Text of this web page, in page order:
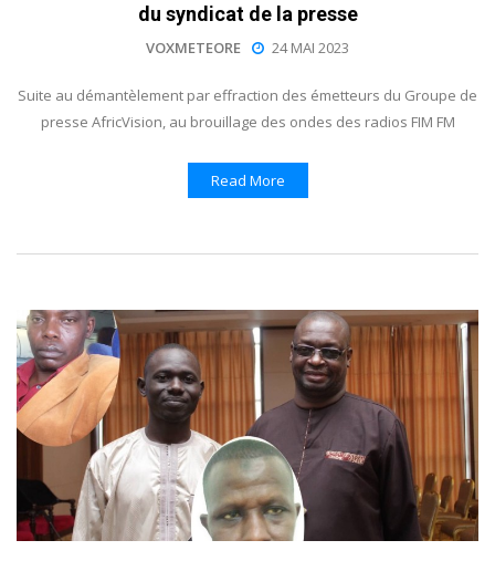
du syndicat de la presse
VOXMETEORE 24 MAI 2023
Suite au démantèlement par effraction des émetteurs du Groupe de
presse AfricVision, au brouillage des ondes des radios FIM FM
Read More